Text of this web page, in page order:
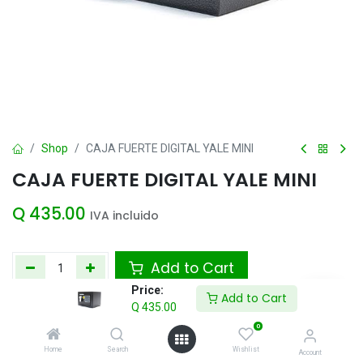
Price:
Q 435.00
Add to Cart
Home Search
0
Wishlist Account
Shop CAJA FUERTE DIGITAL YALE MINI
CAJA FUERTE DIGITAL YALE MINI
Q 435.00 IVA incluido
Add to Cart
Agregar a la lista de deseos